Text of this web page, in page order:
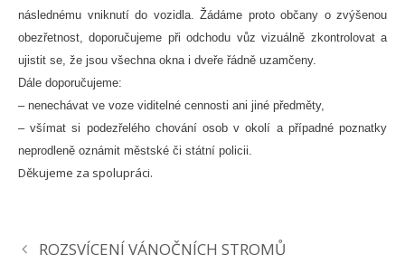
následnému vniknutí do vozidla. Žádáme proto občany o zvýšenou
obezřetnost, doporučujeme při odchodu vůz vizuálně zkontrolovat a
ujistit se, že jsou všechna okna i dveře řádně uzamčeny.
Dále doporučujeme:
– nenechávat ve voze viditelné cennosti ani jiné předměty,
– všímat si podezřelého chování osob v okolí a případné poznatky
neprodleně oznámit městské či státní policii.
Děkujeme za spolupráci.
ROZSVÍCENÍ VÁNOČNÍCH STROMŮ